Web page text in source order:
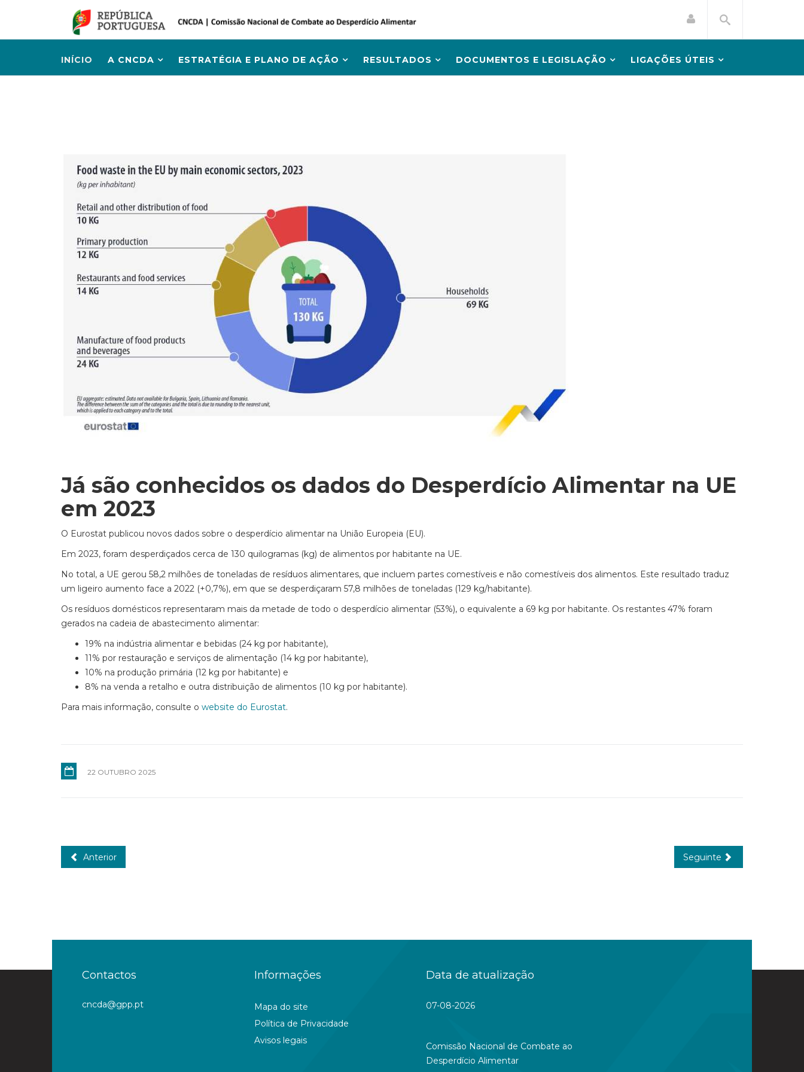
INÍCIO A CNCDA ESTRATÉGIA E PLANO DE AÇÃO RESULTADOS DOCUMENTOS E LEGISLAÇÃO LIGAÇÕES ÚTEIS
Já são conhecidos os dados do Desperdício Alimentar na UE
em 2023
O Eurostat publicou novos dados sobre o desperdício alimentar na União Europeia (EU).
Em 2023, foram desperdiçados cerca de 130 quilogramas (kg) de alimentos por habitante na UE.
No total, a UE gerou 58,2 milhões de toneladas de resíduos alimentares, que incluem partes comestíveis e não comestíveis dos alimentos. Este resultado traduz
um ligeiro aumento face a 2022 (+0,7%), em que se desperdiçaram 57,8 milhões de toneladas (129 kg/habitante).
Os resíduos domésticos representaram mais da metade de todo o desperdício alimentar (53%), o equivalente a 69 kg por habitante. Os restantes 47% foram
gerados na cadeia de abastecimento alimentar:
19% na indústria alimentar e bebidas (24 kg por habitante),
11% por restauração e serviços de alimentação (14 kg por habitante),
10% na produção primária (12 kg por habitante) e
8% na venda a retalho e outra distribuição de alimentos (10 kg por habitante).
Para mais informação, consulte o website do Eurostat.
22 OUTUBRO 2025
Anterior Seguinte
Contactos
cncda@gpp.pt
Informações
Mapa do site
Política de Privacidade
Avisos legais
Data de atualização
07-08-2026
Comissão Nacional de Combate ao
Desperdício Alimentar